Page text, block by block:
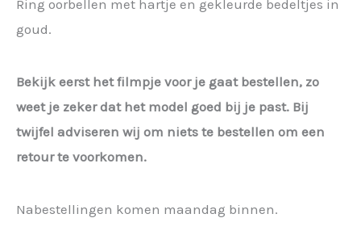
prijs
€ 17,95.
prijs
€ 13,46.
Ring oorbellen met hartje en gekleurde bedeltjes in
goud.
Bekijk eerst het filmpje voor je gaat bestellen, zo
weet je zeker dat het model goed bij je past. Bij
twijfel adviseren wij om niets te bestellen om een
retour te voorkomen.
Nabestellingen komen maandag binnen.